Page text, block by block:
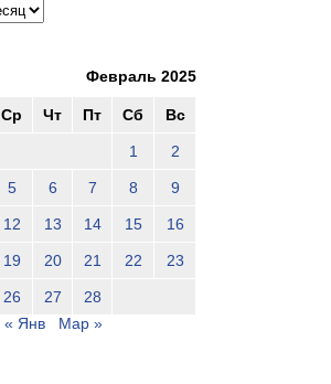
Февраль 2025
Ср Чт Пт Сб Вс
1 2
5 6 7 8 9
12 13 14 15 16
19 20 21 22 23
26 27
28
« Янв
Мар »